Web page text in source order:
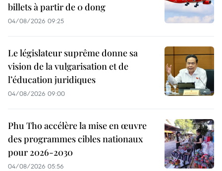
billets à partir de 0 dong
04/08/2026 09:25
Le législateur suprême donne sa
vision de la vulgarisation et de
l’éducation juridiques
04/08/2026 09:00
Phu Tho accélère la mise en œuvre
des programmes cibles nationaux
pour 2026-2030
04/08/2026 05:56